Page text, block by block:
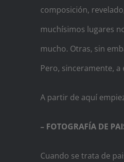
composición,
muchísimos lugares
mucho. Otras, sin
Pero, sinceramente,
A partir de aquí
– FOTOGRAFÍA DE
Cuando se trata de